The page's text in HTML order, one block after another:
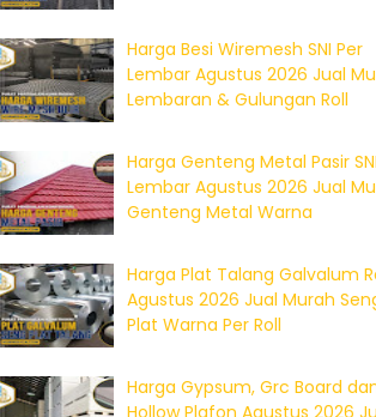
Harga Besi Wiremesh SNI Per
Lembar Agustus 2026 Jual
Lembaran & Gulungan Roll
Harga Genteng Metal Pasir
Lembar Agustus 2026 Jual
Genteng Metal Warna
Harga Plat Talang Galvalum
Agustus 2026 Jual Murah
Plat Warna Per Roll
Harga Gypsum, Grc Board
Hollow Plafon Agustus 2026